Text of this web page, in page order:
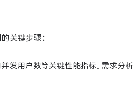
关键步骤：
发用户数等关键性能指标。需求分